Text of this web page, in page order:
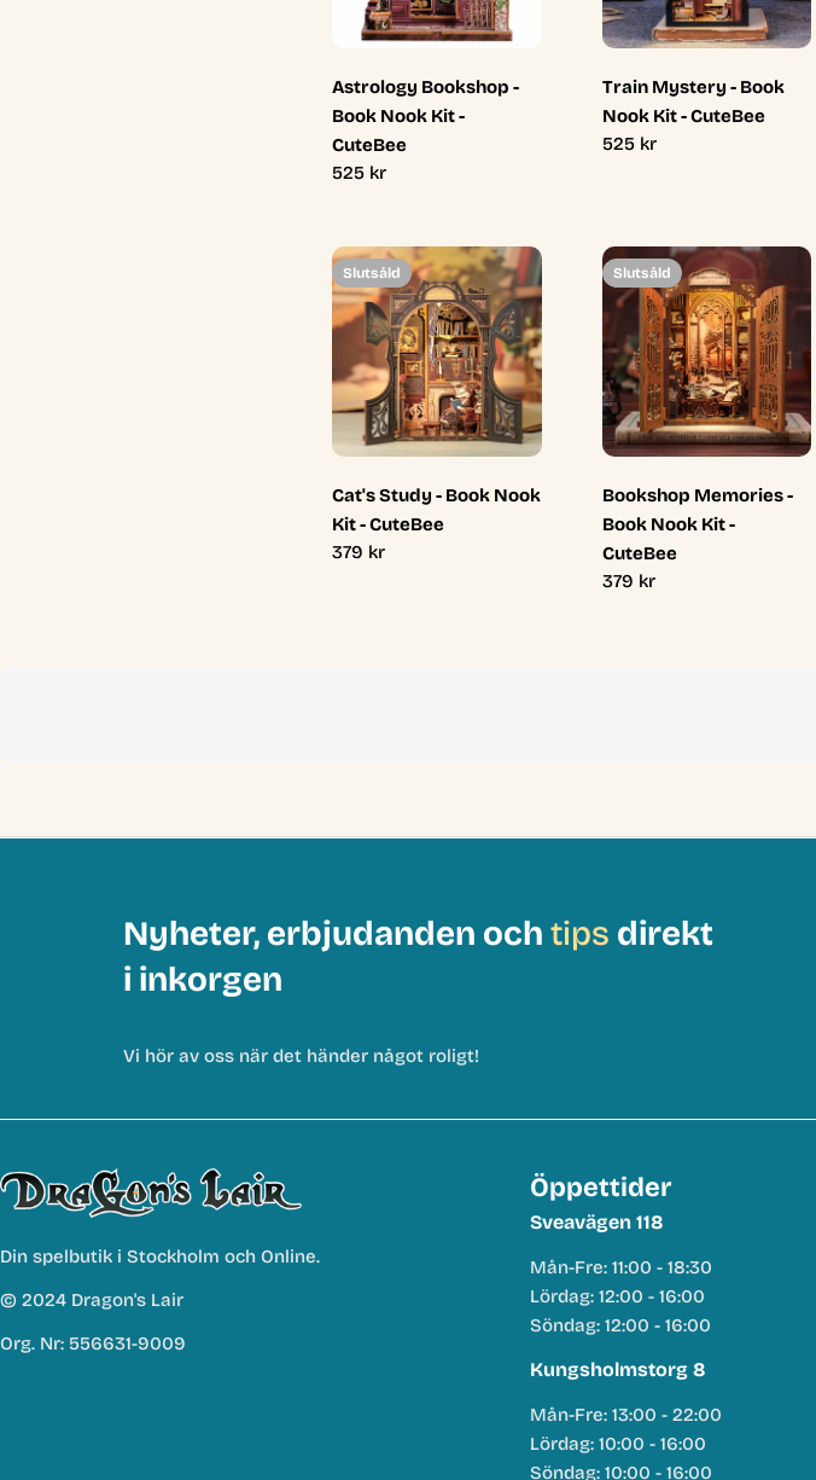
Astrology Bookshop -
Book Nook Kit -
CuteBee
Ordinarie
525 kr
Train Mystery - Book
Nook Kit - CuteBee
Ordinarie
525 kr
Slutsåld
Cat's Study - Book Nook
Kit - CuteBee
Ordinarie
379 kr
Slutsåld
Bookshop Memories -
Book Nook Kit -
CuteBee
Ordinarie
379 kr
Nyheter, erbjudanden och tips direkt
i inkorgen
Vi hör av oss när det händer något roligt!
Din spelbutik i Stockholm och Online.
© 2024 Dragon's Lair
Org. Nr: 556631-9009
Öppettider
Sveavägen 118
Mån-Fre: 11:00 - 18:30
Lördag: 12:00 - 16:00
Söndag: 12:00 - 16:00
Kungsholmstorg 8
Mån-Fre: 13:00 - 22:00
Lördag: 10:00 - 16:00
Söndag: 10:00 - 16:00